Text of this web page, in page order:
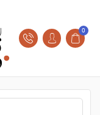
0